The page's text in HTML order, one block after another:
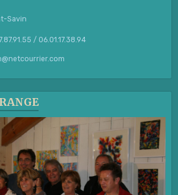
Savin
/ 06.01.17.38.94